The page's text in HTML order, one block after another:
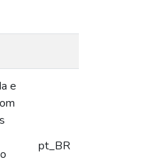
e
pt_BR